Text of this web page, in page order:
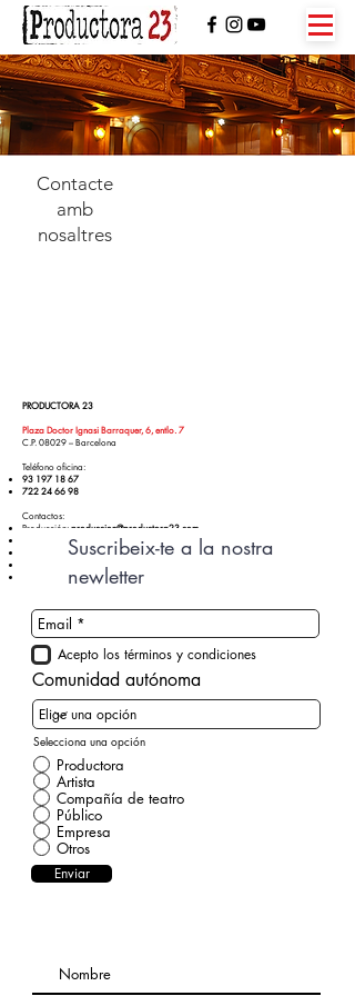
Contacte
amb
nosaltres
PRODUCTORA 23
Plaza Doctor Ignasi Barraquer, 6, entlo. 7
C.P. 08029 – Barcelona
Teléfono oficina:
93 197 18 67
722 24 66 98
Contactos:
Producción: produccion@productora23.com
Distribución:distribucion@productora23.com
Compañías: info@productora23.com
comunicación@productora23.com
casting@productora23.com
Suscribeix-te a la nostra
newletter
Acepto los términos y condiciones
Comunidad autónoma
Selecciona una opción
Productora
Artista
Compañía de teatro
Público
Empresa
Otros
Enviar